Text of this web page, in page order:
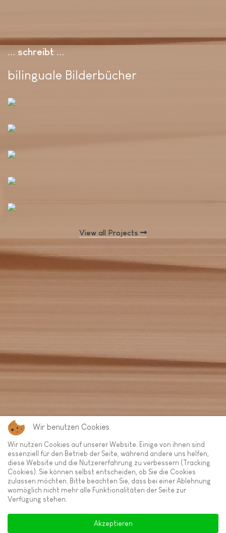
... schreibt ..
bilinguale Bilderbücher
View all Projects
Copyright © 2026 Anja Rosok. Alle Rechte vorbehalten.
Wir benutzen Cookies
Wir nutzen Cookies auf unserer Website. Einige von ihnen sind
essenziell für den Betrieb der Seite, während andere uns helfen,
diese Website und die Nutzererfahrung zu verbessern (Tracking
Cookies). Sie können selbst entscheiden, ob Sie die Cookies
zulassen möchten. Bitte beachten Sie, dass bei einer Ablehnung
womöglich nicht mehr alle Funktionalitäten der Seite zur
Verfügung stehen.
Akzeptieren